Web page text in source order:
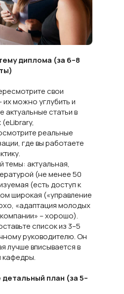
диплома (за 6–8
свои
можно углубить и
актуальные статьи в
реальные
где вы работаете
темы: актуальная,
(не менее 50
(есть доступ к
широкая («управление
«адаптация молодых
– хорошо).
список из 3–5
руководителю. Он
лучше вписывается в
кафедры.
план (за 5–